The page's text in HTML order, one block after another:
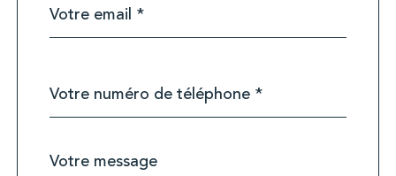
*
*
Fieldset
Message